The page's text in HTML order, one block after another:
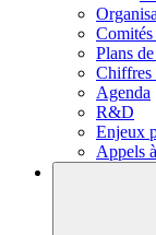
Plans
Chiffres
Agenda
R&D
Enjeux
Appels